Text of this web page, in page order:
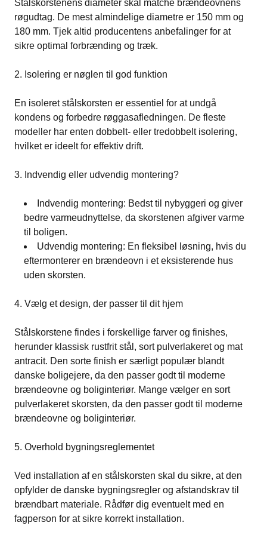
Stålskorstenens diameter skal matche brændeovnens
røgudtag. De mest almindelige diametre er 150 mm og
180 mm. Tjek altid producentens anbefalinger for at
sikre optimal forbrænding og træk.
2. Isolering er nøglen til god funktion
En isoleret stålskorsten er essentiel for at undgå
kondens og forbedre røggasafledningen. De fleste
modeller har enten dobbelt- eller tredobbelt isolering,
hvilket er ideelt for effektiv drift.
3. Indvendig eller udvendig montering?
Indvendig montering: Bedst til nybyggeri og giver
bedre varmeudnyttelse, da skorstenen afgiver varme
til boligen.
Udvendig montering: En fleksibel løsning, hvis du
eftermonterer en brændeovn i et eksisterende hus
uden skorsten.
4. Vælg et design, der passer til dit hjem
Stålskorstene findes i forskellige farver og finishes,
herunder klassisk rustfrit stål, sort pulverlakeret og mat
antracit. Den sorte finish er særligt populær blandt
danske boligejere, da den passer godt til moderne
brændeovne og boliginteriør. Mange vælger en sort
pulverlakeret skorsten, da den passer godt til moderne
brændeovne og boliginteriør.
5. Overhold bygningsreglementet
Ved installation af en stålskorsten skal du sikre, at den
opfylder de danske bygningsregler og afstandskrav til
brændbart materiale. Rådfør dig eventuelt med en
fagperson for at sikre korrekt installation.